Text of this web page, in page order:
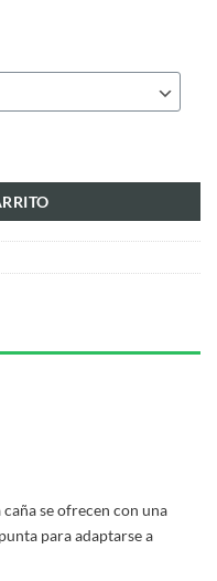
se ofrecen con una
para adaptarse a